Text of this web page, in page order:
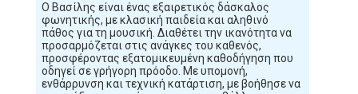
Ο Βασίλης είναι ένας εξαιρετικός δάσκαλος
φωνητικής, με κλασική παιδεία και αληθινό
πάθος για τη μουσική. Διαθέτει την ικανότητα να
προσαρμόζεται στις ανάγκες του καθενός,
προσφέροντας εξατομικευμένη καθοδήγηση που
οδηγεί σε γρήγορη πρόοδο. Με υπομονή,
ενθάρρυνση και τεχνική κατάρτιση, με βοήθησε να